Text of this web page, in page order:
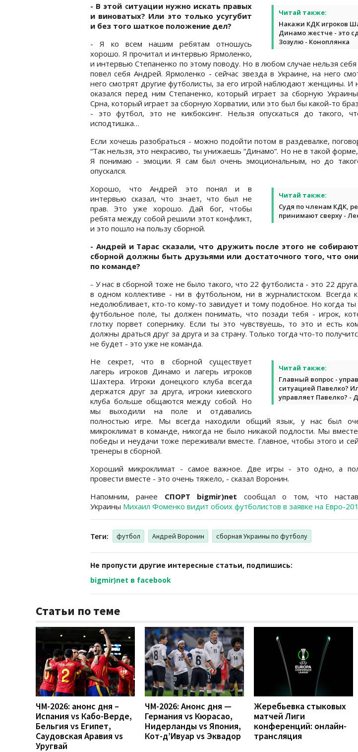
Читай также:
Накажи КДК игроков
Динамо жестче - это
Зозулю - Коноплянка
- В этой ситуации нужно искать правых
и виноватых? Или это только усугубит
и без того шаткое положение дел?
- Я ко всем нашим ребятам отношусь
хорошо. Я прочитал и интервью Ярмоленко,
и интервью Степаненко по этому поводу. Но в любом случае нельзя себя
повел себя Андрей. Ярмоленко - сейчас звезда в Украине, на него
него смотрят другие футболисты, за его игрой наблюдают женщины. И
оказался перед ним Степаненко, который играет за сборную
Срна, который играет за сборную Хорватии, или это был бы какой-то
- это футбол, это не кикбоксинг. Нельзя опускаться до такого,
исподтишка…
Если хочешь разобраться - можно подойти потом в раздевалке,
“Так нельзя, это некрасиво, ты унижаешь “Динамо“. Но не в такой
Я понимаю - эмоции. Я сам был очень эмоциональным, но до
опускался.
Читай также:
Судя по членам КДК,
принимают сверху -
Хорошо, что Андрей это понял и в
интервью сказал, что знает, что был не
прав. Это уже хорошо. Дай бог, чтобы
ребята между собой решили этот конфликт,
и это пошло на пользу сборной.
- Андрей и Тарас сказали, что дружить после этого не
сборной должны быть друзьями или достаточного того, что
по команде?
- У нас в сборной тоже не было такого, что 22 футболиста - это 22
в одном коллективе - ни в футбольном, ни в журналистском. Всегда
недолюбливает, кто-то кому-то завидует и тому подобное. Но когда
футбольное поле, ты должен понимать, что позади тебя - игрок,
глотку порвет сопернику. Если ты это чувствуешь, то это и есть
должны драться друг за друга и за страну. Только тогда что-то
не будет - это уже не команда.
Читай также:
Главный вопрос -
ситуацией Павелко?
управляет Павелко? -
Не секрет, что в сборной существует
лагерь игроков Динамо и лагерь игроков
Шахтера. Игроки донецкого клуба всегда
держатся друг за друга, игроки киевского
клуба больше общаются между собой. Но
мы выходили на поле и отдавались
полностью игре. Мы всегда находили общий язык, у нас был
микроклимат в команде, никогда не было никакой подлости. Мы
победы и неудачи тоже переживали вместе. Главное, чтобы этого и
тренеры в сборной.
Хороший микроклимат - самое важное. Две игры - это одно, а
провести вместе - это очень тяжело, - сказал Воронин.
Напомним, ранее СПОРТ bigmir)net сообщал о том, что
Украины Михаил Фоменко видит обоих футболистов в заявке на Евро-
Теги: футбол Андрей Воронин сборная Украины по футболу
Не пропусти другие интересные статьи, подпишись:
bigmir)net в facebook
Статьи по теме
ЧМ-2026: анонс дня –
Испания vs Кабо-Верде,
Бельгия vs Египет,
Саудовская Аравия vs
Уругвай
ЧМ-2026: Анонс дня —
Германия vs Кюрасао,
Нидерланды vs Япония,
Кот-д’Ивуар vs Эквадор
Жеребьевка стыковых
матчей Лиги
конференций: онлайн-
трансляция